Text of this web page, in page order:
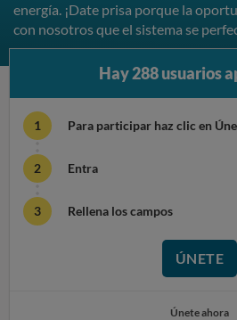
energía. ¡Date prisa porque la
con nosotros que el sistema se
Hay 288 usuarios
Para participar haz clic en
Entra
Rellena los campos
ÚNETE
Únete ahora